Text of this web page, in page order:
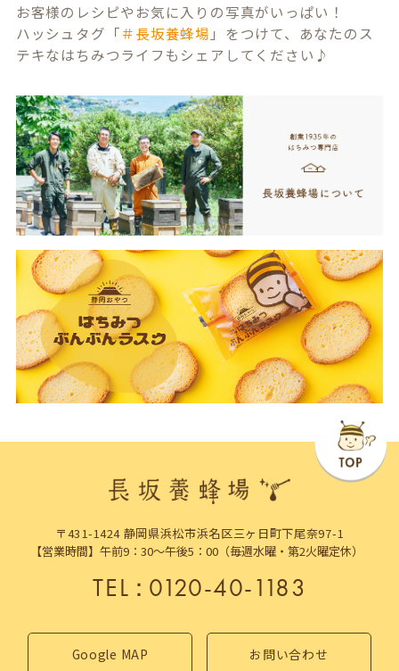
お客様のレシピやお気に入りの写真がいっぱい！
ハッシュタグ「＃長坂養蜂場 」をつけて、あなたのス
テキなはちみつライフもシェアしてください♪
〒431-1424 静岡県浜松市浜名区三ヶ日町下尾奈97-1
【営業時間】午前9：30～午後5：00（毎週水曜・第2火曜定休）
TEL：0120-40-1183
Google MAP お問い合わせ